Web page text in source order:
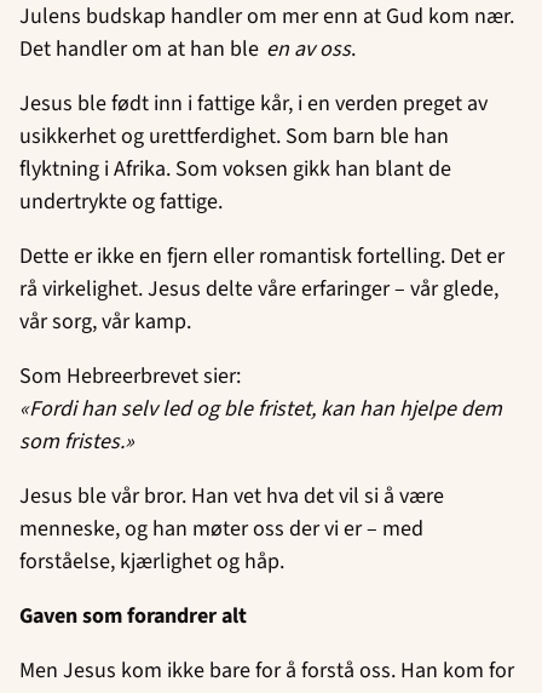
Julens budskap handler om mer enn at Gud kom nær.
Det handler om at han ble en av oss.
Jesus ble født inn i fattige kår, i en verden preget av
usikkerhet og urettferdighet. Som barn ble han
flyktning i Afrika. Som voksen gikk han blant de
undertrykte og fattige.
Dette er ikke en fjern eller romantisk fortelling. Det er
rå virkelighet. Jesus delte våre erfaringer – vår glede,
vår sorg, vår kamp.
Som Hebreerbrevet sier:
«Fordi han selv led og ble fristet, kan han hjelpe dem
som fristes.»
Jesus ble vår bror. Han vet hva det vil si å være
menneske, og han møter oss der vi er – med
forståelse, kjærlighet og håp.
Gaven som forandrer alt
Men Jesus kom ikke bare for å forstå oss. Han kom for